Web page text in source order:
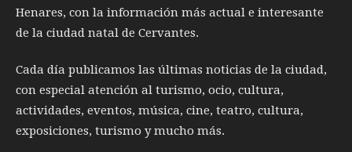
Henares, con la información más actual e interesante
de la ciudad natal de Cervantes.
Cada día publicamos las últimas noticias de la ciudad,
con especial atención al turismo, ocio, cultura,
actividades, eventos, música, cine, teatro, cultura,
exposiciones, turismo y mucho más.